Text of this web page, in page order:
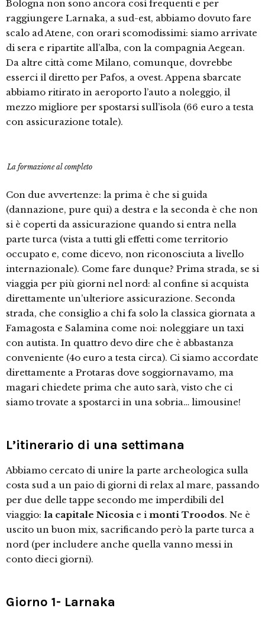
Bologna non sono ancora così frequenti e per
raggiungere Larnaka, a sud-est, abbiamo dovuto fare
scalo ad Atene, con orari scomodissimi: siamo arrivate
di sera e ripartite all’alba, con la compagnia Aegean.
Da altre città come Milano, comunque, dovrebbe
esserci il diretto per Pafos, a ovest. Appena sbarcate
abbiamo ritirato in aeroporto l’auto a noleggio, il
mezzo migliore per spostarsi sull’isola (66 euro a testa
con assicurazione totale).
La formazione al completo
Con due avvertenze: la prima è che si guida
(dannazione, pure qui) a destra e la seconda è che non
si è coperti da assicurazione quando si entra nella
parte turca (vista a tutti gli effetti come territorio
occupato e, come dicevo, non riconosciuta a livello
internazionale). Come fare dunque? Prima strada, se si
viaggia per più giorni nel nord: al confine si acquista
direttamente un’ulteriore assicurazione. Seconda
strada, che consiglio a chi fa solo la classica giornata a
Famagosta e Salamina come noi: noleggiare un taxi
con autista. In quattro devo dire che è abbastanza
conveniente (4o euro a testa circa). Ci siamo accordate
direttamente a Protaras dove soggiornavamo, ma
magari chiedete prima che auto sarà, visto che ci
siamo trovate a spostarci in una sobria… limousine!
L’itinerario di una settimana
Abbiamo cercato di unire la parte archeologica sulla
costa sud a un paio di giorni di relax al mare, passando
per due delle tappe secondo me imperdibili del
viaggio: la capitale Nicosia e i monti Troodos. Ne è
uscito un buon mix, sacrificando però la parte turca a
nord (per includere anche quella vanno messi in
conto dieci giorni).
Giorno 1- Larnaka